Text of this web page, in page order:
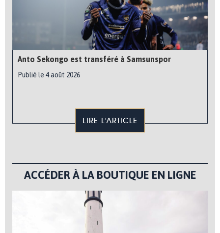
Anto Sekongo est transféré à Samsunspor
Publié le 4 août 2026
LIRE L'ARTICLE
ACCÉDER À LA BOUTIQUE EN LIGNE